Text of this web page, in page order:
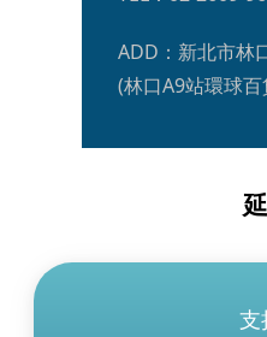
ADD：新北市林
(林口A9站環球百
支